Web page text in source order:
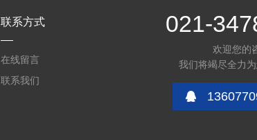
联系方式
在线留言
联系我们
021-
欢迎您的
我们将竭尽全力